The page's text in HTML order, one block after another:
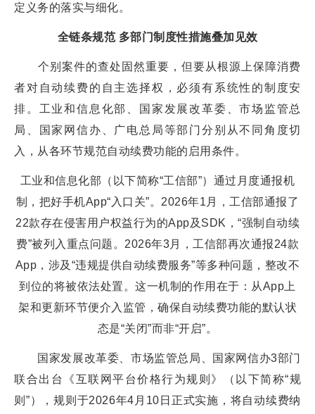
定义务的落实与细化。
全链条规范 多部门制度性措施叠加见效
个别案件的查处固然重要，但要从根源上保障消费
者对自动续费的自主选择权，必须有系统性的制度安
排。工业和信息化部、国家发展改革委、市场监管总
局、国家网信办、广电总局等部门分别从不同角度切
入，从各环节规范自动续费功能的启用条件。
工业和信息化部（以下简称“工信部”）通过月度通报机
制，把好手机App“入口关”。2026年1月，工信部通报了
22款存在侵害用户权益行为的App及SDK，“强制自动续
费”被列入重点问题。2026年3月，工信部再次通报24款
App，涉及“违规提供自动续费服务”等多种问题，整改不
到位的将被依法处置。这一机制的作用在于：从App上
架和更新环节便介入监管，确保自动续费功能的默认状
态是“关闭”而非“开启”。
国家发展改革委、市场监管总局、国家网信办3部门
联合出台《互联网平台价格行为规则》（以下简称“规
则”），规则于2026年4月10日正式实施，将自动续费纳